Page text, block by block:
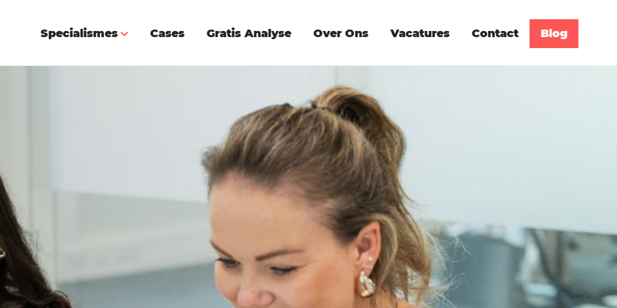
Specialismes Cases Gratis Analyse Over Ons Vacatures Contact Blog